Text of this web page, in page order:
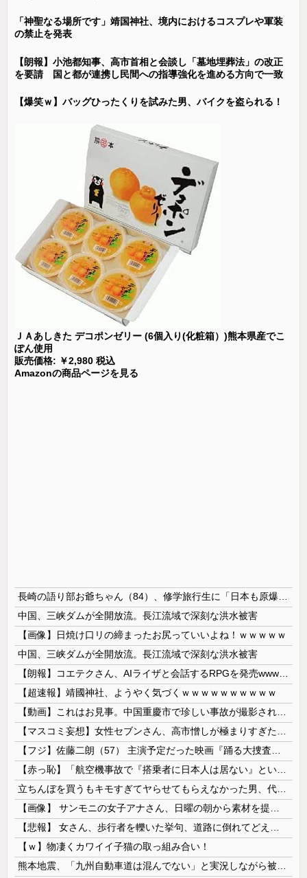
「神聖なる場所です」靖国神社、境内におけるコスプレや軍装
の禁止を発表
【朗報】小池都知事、高市首相と会談し「墓地埋葬法」の改正
を要請 国と都が連携し民間への指導強化を進める方向で一致
【爆笑ｗ】バッグひったくりを試みた男、バイクを盗られる！
ＪＡあしきた デコポンゼリー (6個入り(化粧箱）)熊本県産でこ
ぽん使用
販売価格: ￥2,980 税込
Amazonの商品ページを見る
中国、三峡ダムが全開放流。長江流域で深刻な洪水被害
【画像】日焼け口リの締まったお尻っていいよね！ｗｗｗｗｗ
中国、三峡ダムが全開放流。長江流域で深刻な洪水被害
【超速報】靖國神社、ようやく気づくｗｗｗｗｗｗｗｗｗｗ
【ｗ】物凄くカワイイ子猫の取っ組み合い！